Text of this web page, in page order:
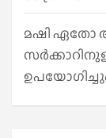
മഷി ഏതോ